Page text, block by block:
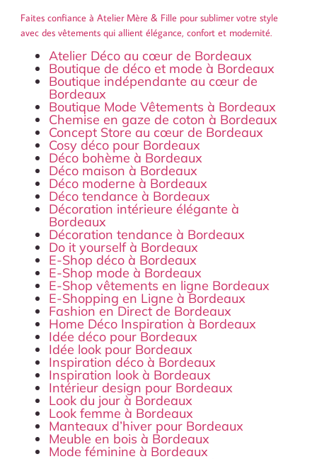
Faites confiance à Atelier Mère & Fille pour sublimer votre style
avec des vêtements qui allient élégance, confort et modernité.
Atelier Déco au cœur de Bordeaux
Boutique de déco et mode à Bordeaux
Boutique indépendante au cœur de
Bordeaux
Boutique Mode Vêtements à Bordeaux
Chemise en gaze de coton à Bordeaux
Concept Store au cœur de Bordeaux
Cosy déco pour Bordeaux
Déco bohème à Bordeaux
Déco maison à Bordeaux
Déco moderne à Bordeaux
Déco tendance à Bordeaux
Décoration intérieure élégante à
Bordeaux
Décoration tendance à Bordeaux
Do it yourself à Bordeaux
E-Shop déco à Bordeaux
E-Shop mode à Bordeaux
E-Shop vêtements en ligne Bordeaux
E-Shopping en Ligne à Bordeaux
Fashion en Direct de Bordeaux
Home Déco Inspiration à Bordeaux
Idée déco pour Bordeaux
Idée look pour Bordeaux
Inspiration déco à Bordeaux
Inspiration look à Bordeaux
Intérieur design pour Bordeaux
Look du jour à Bordeaux
Look femme à Bordeaux
Manteaux d’hiver pour Bordeaux
Meuble en bois à Bordeaux
Mode féminine à Bordeaux